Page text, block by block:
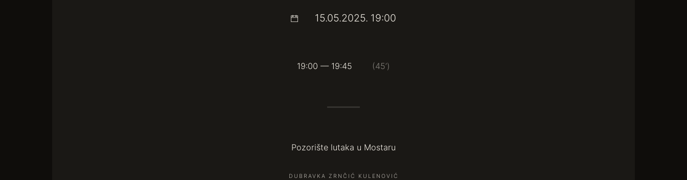
15.05.2025. 19:00
19:00 — 19:45 (45’)
Pozorište lutaka u Mostaru
DUBRAVKA ZRNČIĆ KULENOVIĆ